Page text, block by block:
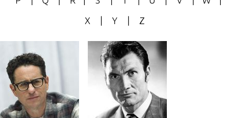
X
Y Z